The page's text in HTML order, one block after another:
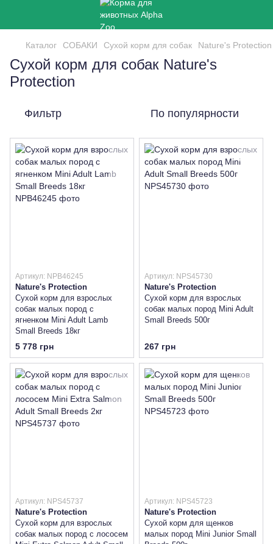
Каталог СОБАКИ Сухой корм для собак Nature's Protection
Сухой корм для собак Nature's
Protection
Фильтр По популярности
Артикул: NPB46245
Nature's Protection
Сухой корм для взрослых
собак малых пород с
ягненком Mini Adult Lamb
Small Breeds 18кг
5 778 грн
Артикул: NPS45730
Nature's Protection
Сухой корм для взрослых
собак малых пород Mini Adult
Small Breeds 500г
267 грн
Артикул: NPS45737
Nature's Protection
Сухой корм для взрослых
собак малых пород с лососем
Артикул: NPS45723
Nature's Protection
Сухой корм для щенков
малых пород Mini Junior Small